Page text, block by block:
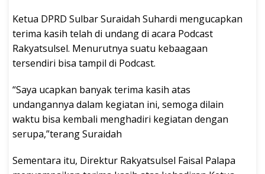
Ketua DPRD Sulbar Suraidah Suhardi mengucapkan
terima kasih telah di undang di acara Podcast
Rakyatsulsel. Menurutnya suatu kebaagaan
tersendiri bisa tampil di Podcast.
“Saya ucapkan banyak terima kasih atas
undangannya dalam kegiatan ini, semoga dilain
waktu bisa kembali menghadiri kegiatan dengan
serupa,”terang Suraidah
Sementara itu, Direktur Rakyatsulsel Faisal Palapa